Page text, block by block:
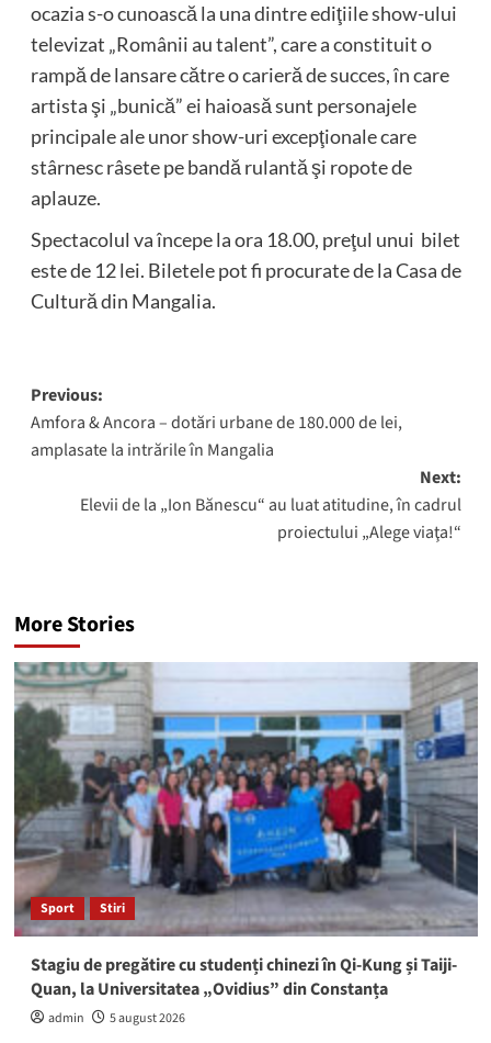
ocazia s-o cunoască la una dintre ediţiile show-ului
televizat „Românii au talent”, care a constituit o
rampă de lansare către o carieră de succes, în care
artista şi „bunică” ei haioasă sunt personajele
principale ale unor show-uri excepţionale care
stârnesc râsete pe bandă rulantă şi ropote de
aplauze.
Spectacolul va începe la ora 18.00, preţul unui bilet
este de 12 lei. Biletele pot fi procurate de la Casa de
Cultură din Mangalia.
Post
navigation
Previous:
Amfora & Ancora – dotări urbane de 180.000 de lei,
amplasate la intrările în Mangalia
Next:
Elevii de la „Ion Bănescu“ au luat atitudine, în cadrul
proiectului „Alege viaţa!“
More Stories
Sport Stiri
Stagiu de pregătire cu studenți chinezi în Qi-Kung și Taiji-
Quan, la Universitatea „Ovidius” din Constanța
admin 5 august 2026